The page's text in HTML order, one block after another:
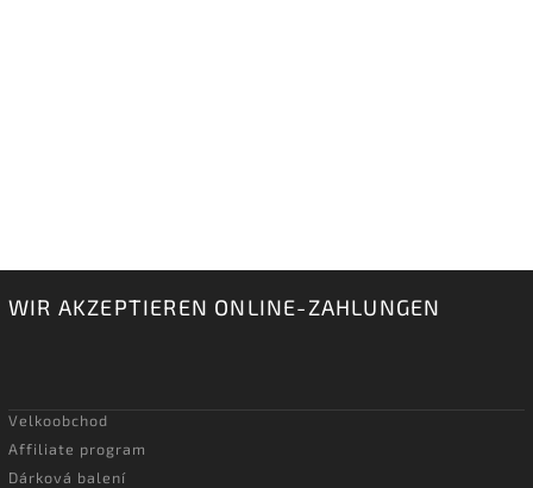
WIR AKZEPTIEREN ONLINE-ZAHLUNGEN
Velkoobchod
Affiliate program
Dárková balení